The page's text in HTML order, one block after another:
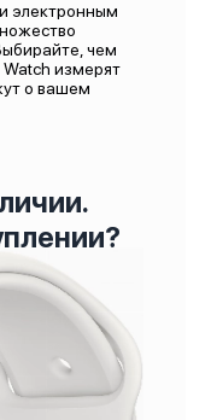
электронным
чем
измерят
о вашем